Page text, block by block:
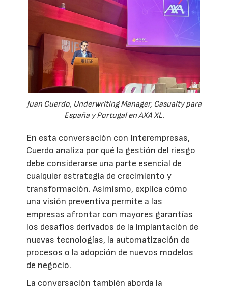
Juan Cuerdo, Underwriting Manager, Casualty para
España y Portugal en AXA XL.
En esta conversación con Interempresas,
Cuerdo analiza por qué la gestión del riesgo
debe considerarse una parte esencial de
cualquier estrategia de crecimiento y
transformación. Asimismo, explica cómo
una visión preventiva permite a las
empresas afrontar con mayores garantías
los desafíos derivados de la implantación de
nuevas tecnologías, la automatización de
procesos o la adopción de nuevos modelos
de negocio.
La conversación también aborda la